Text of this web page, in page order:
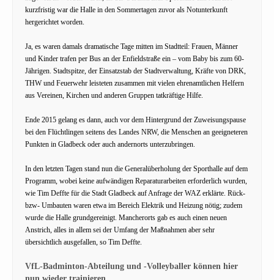
kurzfristig war die Halle in den Sommertagen zuvor als Notunterkunft
hergerichtet worden.
Ja, es waren damals dramatische Tage mitten im Stadtteil: Frauen, Männer
und Kinder trafen per Bus an der Enfieldstraße ein – vom Baby bis zum 60-
Jährigen. Stadtspitze, der Einsatzstab der Stadtverwaltung, Kräfte von DRK,
THW und Feuerwehr leisteten zusammen mit vielen ehrenamtlichen Helfern
aus Vereinen, Kirchen und anderen Gruppen tatkräftige Hilfe.
Ende 2015 gelang es dann, auch vor dem Hintergrund der Zuweisungspause
bei den Flüchtlingen seitens des Landes NRW, die Menschen an geeigneteren
Punkten in Gladbeck oder auch andernorts unterzubringen.
In den letzten Tagen stand nun die Generalüberholung der Sporthalle auf dem
Programm, wobei keine aufwändigen Reparaturarbeiten erforderlich wurden,
wie Tim Deffte für die Stadt Gladbeck auf Anfrage der WAZ erklärte. Rück-
bzw- Umbauten waren etwa im Bereich Elektrik und Heizung nötig; zudem
wurde die Halle grundgereinigt. Mancherorts gab es auch einen neuen
Anstrich, alles in allem sei der Umfang der Maßnahmen aber sehr
übersichtlich ausgefallen, so Tim Deffte.
VfL-Badminton-Abteilung und -Volleyballer können hier